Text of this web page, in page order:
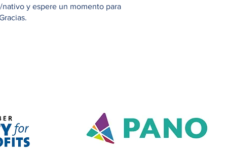
y espere un momento para